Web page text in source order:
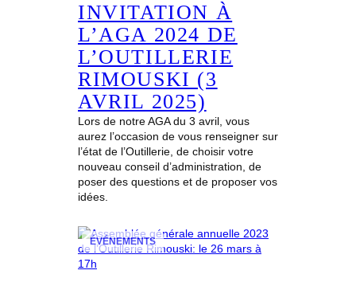
INVITATION À
L’AGA 2024 DE
L’OUTILLERIE
RIMOUSKI (3
AVRIL 2025)
Lors de notre AGA du 3 avril, vous
aurez l’occasion de vous renseigner sur
l’état de l’Outillerie, de choisir votre
nouveau conseil d’administration, de
poser des questions et de proposer vos
idées.
ÉVÉNEMENTS